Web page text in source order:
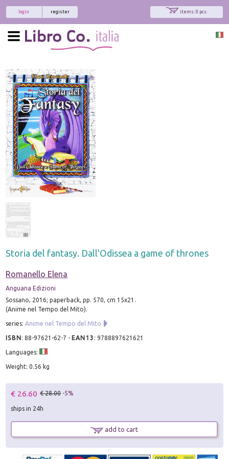
items: 0 pcs.
register
login
Storia del fantasy. Dall'Odissea a game of thrones
Romanello Elena
Anguana Edizioni
Sossano, 2016; paperback, pp. 570, cm 15x21.
(Anime nel Tempo del Mito).
series:Anime nel Tempo del Mito
ISBN:88-97621-62-7 - EAN13 :9788897621621
Languages:
Weight: 0.56 kg
€ 26.60 € 28.00 -5%
ships in 24h
add to cart